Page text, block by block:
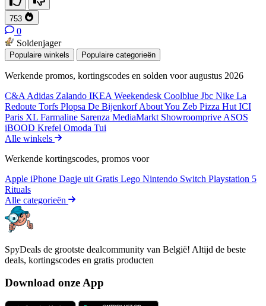
753
0
Soldenjager
Populaire winkels Populaire categorieën
Werkende promos, kortingscodes en solden voor augustus 2026
C&A Adidas Zalando IKEA Weekendesk Coolblue Jbc Nike La
Redoute Torfs Plopsa De BijenkorfAbout You Zeb Pizza Hut ICI
Paris XL Farmaline Sarenza MediaMarkt Showroomprive ASOS
iBOOD Krefel Omoda Tui
Alle winkels
Werkende kortingscodes, promos voor
Apple iPhone Dagje uit Gratis Lego Nintendo Switch Playstation 5
Rituals
Alle categorieën
SpyDeals de grootste dealcommunity van België! Altijd de beste
deals, kortingscodes en gratis producten
Download onze App